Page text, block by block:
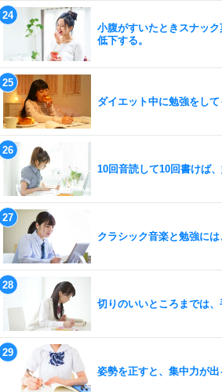
小腹がすいたときスナッ
低下する。
ダイエット中に勉強をして
10回音読して10回書けば、
クラシック音楽と勉強には
切りのいいところまでは、
姿勢を正すと、集中力が出